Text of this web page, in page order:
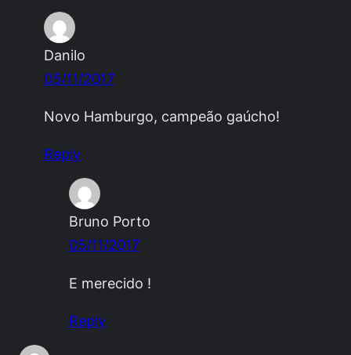
Danilo
05/11/2017
Novo Hamburgo, campeão gaúcho!
Reply
Bruno Porto
05/11/2017
E merecido !
Reply